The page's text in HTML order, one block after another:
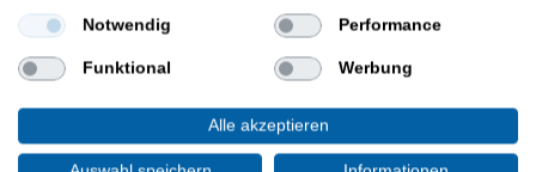
Eigenschaften der PENN Tidal X K-
type Hybrid Sensitip 4.50m 100-250g
PENN Meeresrute zum Brandungsangeln
Länge: 450cm
Wurfgewicht: 100-250g
Teile: 3
Notwendig Performance
Funktional Werbung
Alle akzeptieren